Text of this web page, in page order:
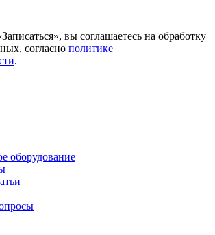
вы соглашаетесь на обработку
согласно политике
.
оборудование